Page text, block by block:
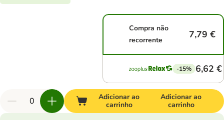
Compra não
recorrente
7,79 €
-15% 6,62 €
Adicionar ao
carrinho
Adicionar ao
carrinho